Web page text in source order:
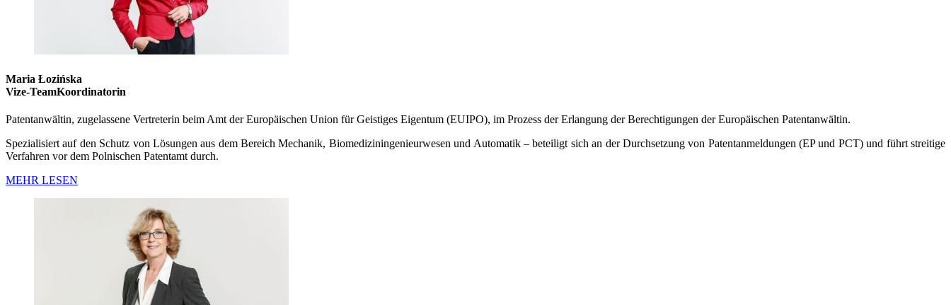
Maria Łozińska
Vize-TeamKoordinatorin
Patentanwältin, zugelassene Vertreterin beim Amt der Europäischen Union für Geistiges Eigentum (EUIPO), im Prozess der Erlangung der Berechtigungen der Europäischen Patentanwältin.
Spezialisiert auf den Schutz von Lösungen aus dem Bereich Mechanik, Biomediziningenieurwesen und Automatik – beteiligt sich an der Durchsetzung von Patentanmeldungen (EP und PCT) und führt streitige
Verfahren vor dem Polnischen Patentamt durch.
MEHR LESEN